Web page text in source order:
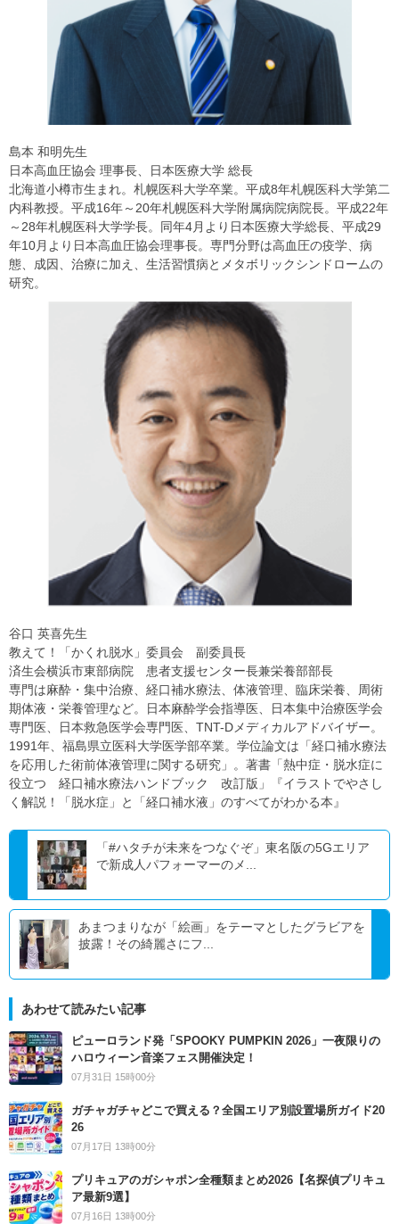
島本 和明先生
日本高血圧協会 理事長、日本医療大学 総長
北海道小樽市生まれ。札幌医科大学卒業。平成8年札幌医科大学第二
内科教授。平成16年～20年札幌医科大学附属病院病院長。平成22年
～28年札幌医科大学学長。同年4月より日本医療大学総長、平成29
年10月より日本高血圧協会理事長。専門分野は高血圧の疫学、病
態、成因、治療に加え、生活習慣病とメタボリックシンドロームの
研究。
谷口 英喜先生
教えて！「かくれ脱水」委員会 副委員長
済生会横浜市東部病院 患者支援センター長兼栄養部部長
専門は麻酔・集中治療、経口補水療法、体液管理、臨床栄養、周術
期体液・栄養管理など。日本麻酔学会指導医、日本集中治療医学会
専門医、日本救急医学会専門医、TNT-Dメディカルアドバイザー。
1991年、福島県立医科大学医学部卒業。学位論文は「経口補水療法
を応用した術前体液管理に関する研究」。著書「熱中症・脱水症に
役立つ 経口補水療法ハンドブック 改訂版」『イラストでやさし
く解説！「脱水症」と「経口補水液」のすべてがわかる本』
「#ハタチが未来をつなぐぞ」東名阪の5Gエリア
で新成人パフォーマーのメ...
あまつまりなが「絵画」をテーマとしたグラビアを
披露！その綺麗さにフ...
あわせて読みたい記事
ピューロランド発「SPOOKY PUMPKIN 2026」一夜限りの
ハロウィーン音楽フェス開催決定！
07月31日 15時00分
ガチャガチャどこで買える？全国エリア別設置場所ガイド20
26
07月17日 13時00分
プリキュアのガシャポン全種類まとめ2026【名探偵プリキュ
ア最新9選】
07月16日 13時00分